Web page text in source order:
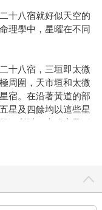
十八宿就好似天空的
理學中，星曜在不同
十八宿，三垣即太微
周圍，天市垣和太微
宿。在沿著黃道的部
星及四餘均以這些星
，所以二十八宿又稱
國時期，到唐代已經
物來命名，這就是四